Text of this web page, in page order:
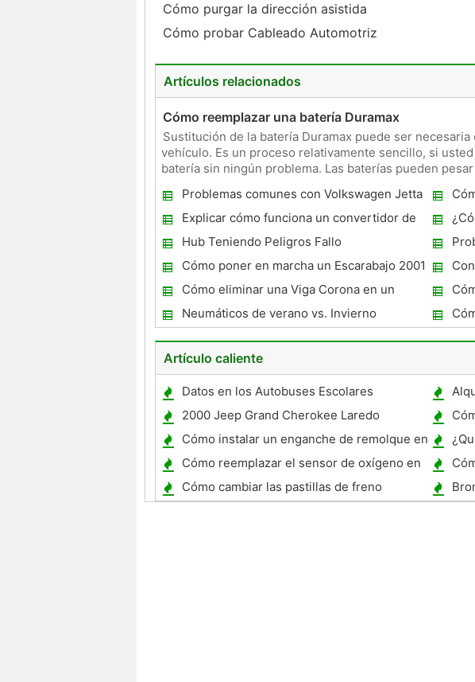
Cómo purgar la dirección asistida
Cómo probar Cableado Automotriz
Artículos relacionados
Cómo reemplazar una batería Duramax
Sustitución de la batería Duramax puede ser
vehículo. Es un proceso relativamente sencillo, si
batería sin ningún problema. Las baterías pueden
Problemas comunes con Volkswagen Jetta
Coches
Explicar cómo funciona un convertidor de
par
Hub Teniendo Peligros Fallo
Cómo poner en marcha un Escarabajo 2001
Cómo eliminar una Viga Corona en un
Chevy
Neumáticos de verano vs. Invierno
Neumáticos
Artículo caliente
Datos en los Autobuses Escolares
2000 Jeep Grand Cherokee Laredo
Especificaciones
Cómo instalar un enganche de remolque en
un Toyota Camry
de
Cómo reemplazar el sensor de oxígeno en
un Toyota Sienna
Cómo cambiar las pastillas de freno
delantero en una Harley Softail Estándar